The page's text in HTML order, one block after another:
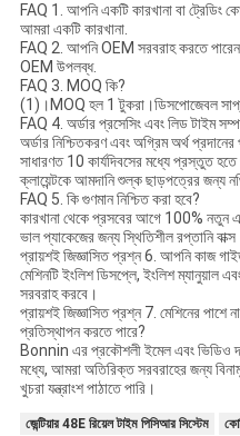
FAQ 1. আপনি একটি কারখানা বা ট্রেডিং
আমরা একটি কারখানা.
FAQ 2. আপনি OEM সরবরাহ করতে
OEM উপলব্ধ.
FAQ 3. MOQ কি?
(1)।MOQ হল 1 টুকরা।ডিসপোজেবল
FAQ 4. অর্ডার প্রসেসিং এবং লিড টাইম
অর্ডার নিশ্চিতকরণ এবং অগ্রিম অর্থ
সাধারণত 10 কার্যদিবসের মধ্যে প্রস্তুত
ক্লায়েন্টকে আমদানি শুল্ক ছাড়পত্রের জন্য
FAQ 5. কি গুণমান নিশ্চিত করা হবে?
কারখানা থেকে প্রসবের আগে 100% নতুন
ভাল প্যাকেজের জন্য স্থিতিশীল রপ্তানি
প্রায়শই জিজ্ঞাসিত প্রশ্ন 6. আপনি কাজ
মেশিনটি ইংলিশ ডিসপ্লে, ইংলিশ ম্যানুয়াল
সরবরাহ করবে।
প্রায়শই জিজ্ঞাসিত প্রশ্ন 7. মেশিনের পাশে
প্রতিস্থাপন করতে পারে?
Bonnin এর প্রকৌশলী ইমেল এবং ভিডিও
মধ্যে, আমরা অতিরিক্ত সরবরাহের জন্য
খুচরা যন্ত্রাংশ পাঠাতে পারি।
জেন্টিয়ার 48E রিয়েল টাইম পিসিআর সিস্টেম